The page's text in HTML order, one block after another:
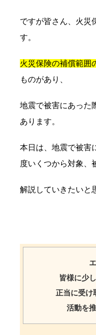
ですが皆さん、火災
す。
火災保険の補償範囲
ものがあり、
地震で被害にあった
あります。
本日は、地震で被害
度いくつから対象、
解説していきたいと
皆様に少
正当に受け
活動を